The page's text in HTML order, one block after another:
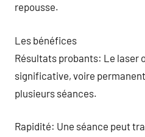
repousse.
Les bénéfices
Résultats probants: Le laser
significative, voire
plusieurs séances.
Rapidité: Une séance peut